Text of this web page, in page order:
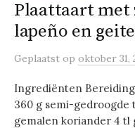
Plaat­taart met
la­peño en
Geplaatst op oktober 31,
Ingrediënten
360 g semi-
gemalen koriander 4 tl